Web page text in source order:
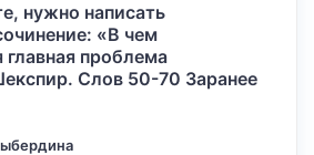
нужно написать
«В чем
главная проблема
Слов 50-70 Заранее